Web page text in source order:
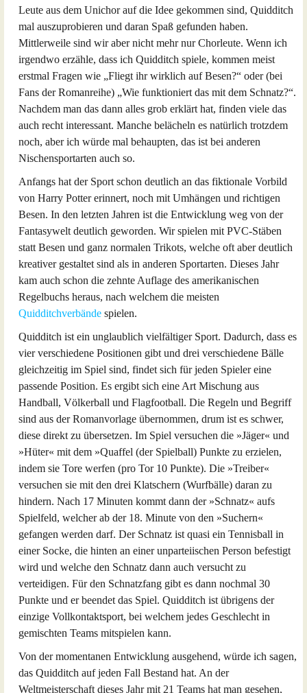
Leute aus dem Unichor auf die Idee gekommen sind, Quidditch
mal auszuprobieren und daran Spaß gefunden haben.
Mittlerweile sind wir aber nicht mehr nur Chorleute. Wenn ich
irgendwo erzähle, dass ich Quidditch spiele, kommen meist
erstmal Fragen wie „Fliegt ihr wirklich auf Besen?“ oder (bei
Fans der Romanreihe) „Wie funktioniert das mit dem Schnatz?“.
Nachdem man das dann alles grob erklärt hat, finden viele das
auch recht interessant. Manche belächeln es natürlich trotzdem
noch, aber ich würde mal behaupten, das ist bei anderen
Nischensportarten auch so.
Anfangs hat der Sport schon deutlich an das fiktionale Vorbild
von Harry Potter erinnert, noch mit Umhängen und richtigen
Besen. In den letzten Jahren ist die Entwicklung weg von der
Fantasywelt deutlich geworden. Wir spielen mit PVC-Stäben
statt Besen und ganz normalen Trikots, welche oft aber deutlich
kreativer gestaltet sind als in anderen Sportarten. Dieses Jahr
kam auch schon die zehnte Auflage des amerikanischen
Regelbuchs heraus, nach welchem die meisten
Quidditchverbände spielen.
Quidditch ist ein unglaublich vielfältiger Sport. Dadurch, dass es
vier verschiedene Positionen gibt und drei verschiedene Bälle
gleichzeitig im Spiel sind, findet sich für jeden Spieler eine
passende Position. Es ergibt sich eine Art Mischung aus
Handball, Völkerball und Flagfootball. Die Regeln und Begriff
sind aus der Romanvorlage übernommen, drum ist es schwer,
diese direkt zu übersetzen. Im Spiel versuchen die »Jäger« und
»Hüter« mit dem »Quaffel (der Spielball) Punkte zu erzielen,
indem sie Tore werfen (pro Tor 10 Punkte). Die »Treiber«
versuchen sie mit den drei Klatschern (Wurfbälle) daran zu
hindern. Nach 17 Minuten kommt dann der »Schnatz« aufs
Spielfeld, welcher ab der 18. Minute von den »Suchern«
gefangen werden darf. Der Schnatz ist quasi ein Tennisball in
einer Socke, die hinten an einer unparteiischen Person befestigt
wird und welche den Schnatz dann auch versucht zu
verteidigen. Für den Schnatzfang gibt es dann nochmal 30
Punkte und er beendet das Spiel. Quidditch ist übrigens der
einzige Vollkontaktsport, bei welchem jedes Geschlecht in
gemischten Teams mitspielen kann.
Von der momentanen Entwicklung ausgehend, würde ich sagen,
das Quidditch auf jeden Fall Bestand hat. An der
Weltmeisterschaft dieses Jahr mit 21 Teams hat man gesehen,